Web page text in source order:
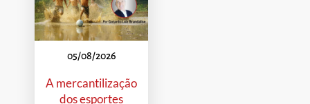
05/08/2026
A mercantilização
dos esportes